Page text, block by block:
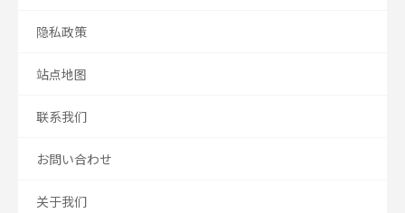
隐私政策
站点地图
联系我们
お問い合わせ
关于我们